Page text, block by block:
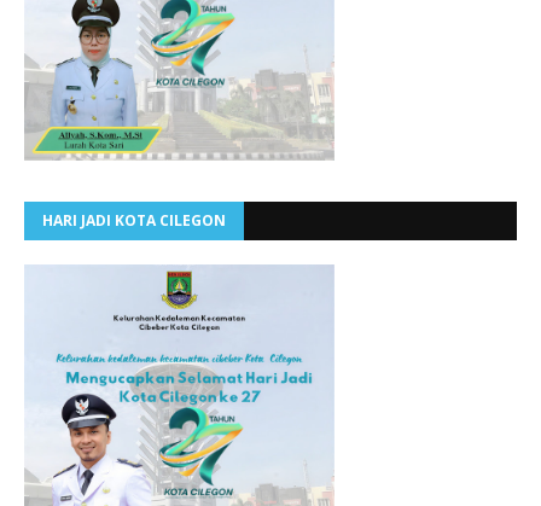
HARI JADI KOTA CILEGON